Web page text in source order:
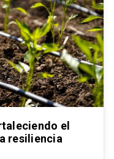
el
resiliencia